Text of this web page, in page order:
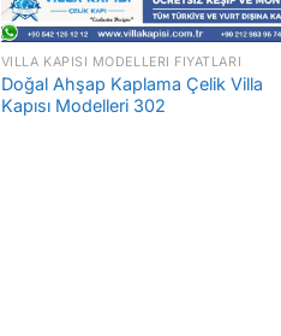
VILLA KAPISI MODELLERI FIYATLARI
Doğal Ahşap Kaplama Çelik Villa
Kapısı Modelleri 302